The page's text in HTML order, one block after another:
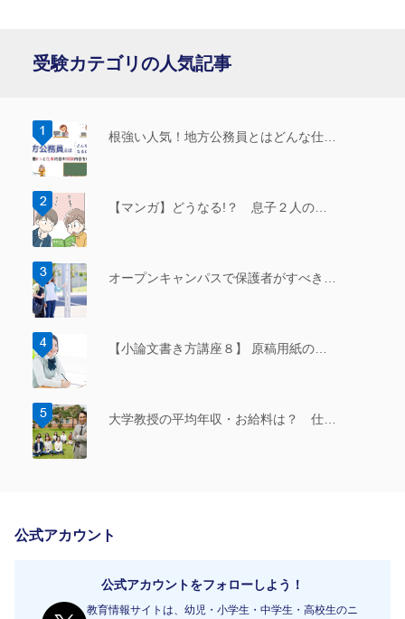
受験カテゴリの人気記事
根強い人気！地方公務員とはどんな仕…
【マンガ】どうなる!？ 息子２人の…
オープンキャンパスで保護者がすべき…
【小論文書き方講座８】 原稿用紙の…
大学教授の平均年収・お給料は？ 仕…
公式アカウント
公式アカウントをフォローしよう！
教育情報サイトは、幼児・小学生・中学生・高校生のニ